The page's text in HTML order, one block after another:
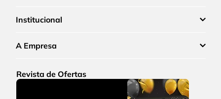
Institucional
A Empresa
Revista de Ofertas